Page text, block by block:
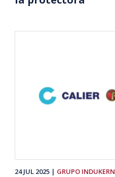
24 JUL 2025 GRUPO INDUKERN